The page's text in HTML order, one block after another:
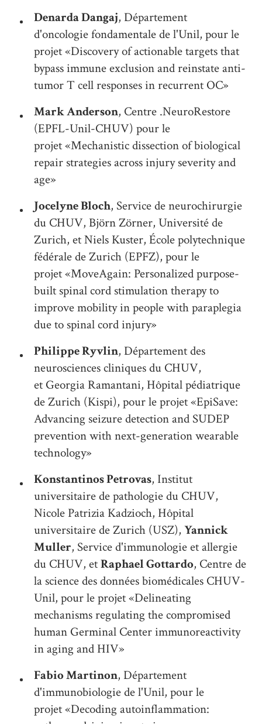
Denarda Dangaj, Département
d'oncologie fondamentale de l'Unil, pour le
projet «Discovery of actionable targets that
bypass immune exclusion and reinstate anti-
tumor T cell responses in recurrent OC»
Mark Anderson, Centre .NeuroRestore
(EPFL-Unil-CHUV) pour le
projet «Mechanistic dissection of biological
repair strategies across injury severity and
age»
Jocelyne Bloch, Service de neurochirurgie
du CHUV, Björn Zörner, Université de
Zurich, et Niels Kuster, École polytechnique
fédérale de Zurich (EPFZ), pour le
projet «MoveAgain: Personalized purpose-
built spinal cord stimulation therapy to
improve mobility in people with paraplegia
due to spinal cord injury»
Philippe Ryvlin, Département des
neurosciences cliniques du CHUV,
et Georgia Ramantani, Hôpital pédiatrique
de Zurich (Kispi), pour le projet «EpiSave:
Advancing seizure detection and SUDEP
prevention with next-generation wearable
technology»
Konstantinos Petrovas, Institut
universitaire de pathologie du CHUV,
Nicole Patrizia Kadzioch, Hôpital
universitaire de Zurich (USZ), Yannick
Muller, Service d'immunologie et allergie
du CHUV, etRaphael Gottardo, Centre de
la science des données biomédicales CHUV-
Unil, pour le projet «Delineating
mechanisms regulating the compromised
human Germinal Center immunoreactivity
in aging and HIV»
Fabio Martinon, Département
d'immunobiologie de l'Unil, pour le
projet «Decoding autoinflammation: